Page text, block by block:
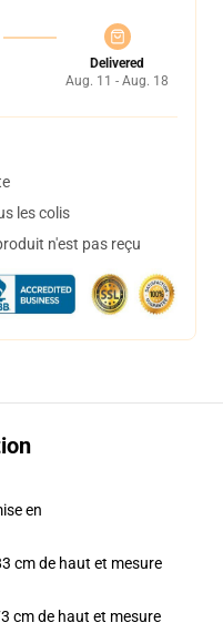
Delivered
Aug. 11 - Aug. 18
les colis
n'est pas reçu
en
cm de haut et mesure
cm de haut et mesure